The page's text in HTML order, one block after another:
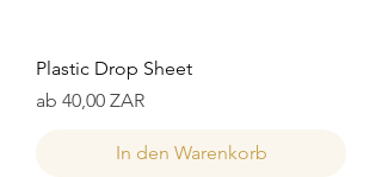
Plastic Drop Sheet
ab 40,00 ZAR
Sale-Preis
In den Warenkorb